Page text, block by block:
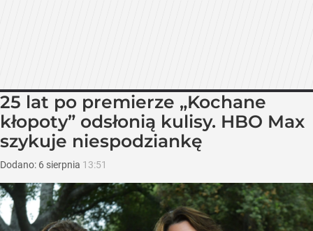
25 lat po premierze „Kochane
kłopoty” odsłonią kulisy. HBO Max
szykuje niespodziankę
Dodano: 6 sierpnia 13:51